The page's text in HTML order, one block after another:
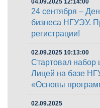
04.09.2025 12:14:00
24 сентября –
бизнеса НГУЭУ.
регистрации!
02.09.2025 10:13:00
Стартовал набор
Лицей на базе
«Основы
02.09.2025